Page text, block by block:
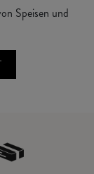
Speisen und